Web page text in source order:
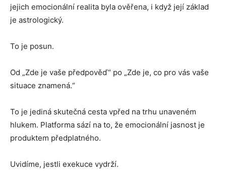
jejich emocionální realita byla ověřena, i když její základ
je astrologický.
To je posun.
Od „Zde je vaše předpověď“ po „Zde je, co pro vás vaše
situace znamená.“
To je jediná skutečná cesta vpřed na trhu unaveném
hlukem. Platforma sází na to, že emocionální jasnost je
produktem předplatného.
Uvidíme, jestli exekuce vydrží.